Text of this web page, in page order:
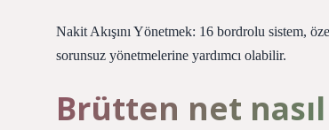
Nakit Akışını Yönetmek: 16 bordrolu sistem,
sorunsuz yönetmelerine yardımcı olabilir.
Brütten net